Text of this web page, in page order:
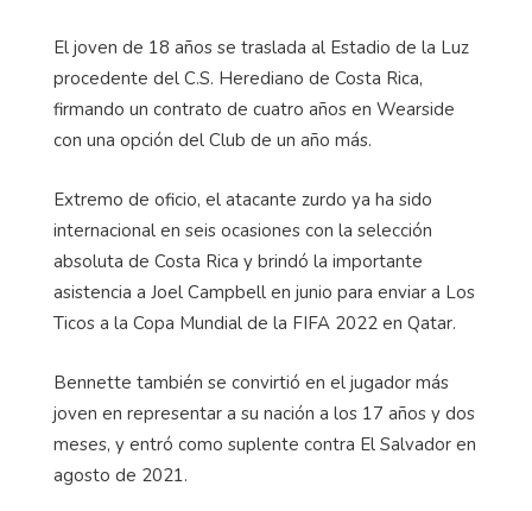
El joven de 18 años se traslada al Estadio de la Luz
procedente del C.S. Herediano de Costa Rica,
firmando un contrato de cuatro años en Wearside
con una opción del Club de un año más.
Extremo de oficio, el atacante zurdo ya ha sido
internacional en seis ocasiones con la selección
absoluta de Costa Rica y brindó la importante
asistencia a Joel Campbell en junio para enviar a Los
Ticos a la Copa Mundial de la FIFA 2022 en Qatar.
Bennette también se convirtió en el jugador más
joven en representar a su nación a los 17 años y dos
meses, y entró como suplente contra El Salvador en
agosto de 2021.